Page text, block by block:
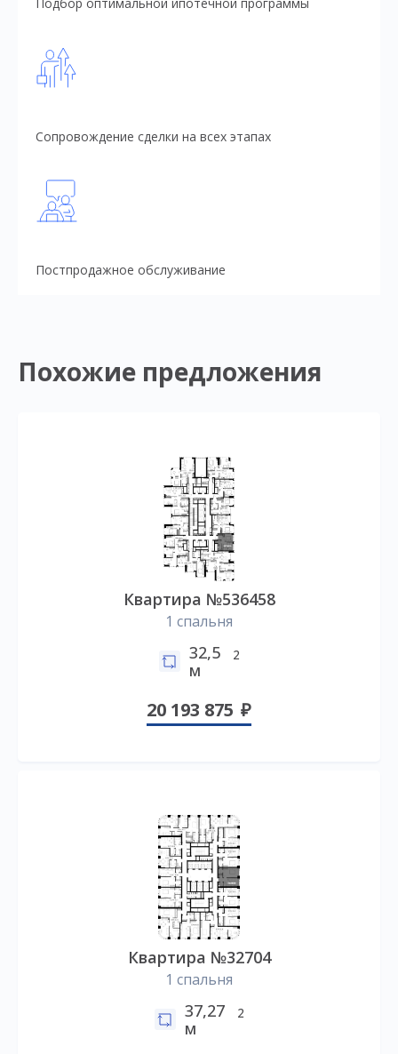
Сопровождение сделки на всех этапах
Постпродажное обслуживание
Похожие предложения
Квартира №536458
1 спальня
32,5
м
2
20 193 875
Квартира №32704
1 спальня
37,27
м
2